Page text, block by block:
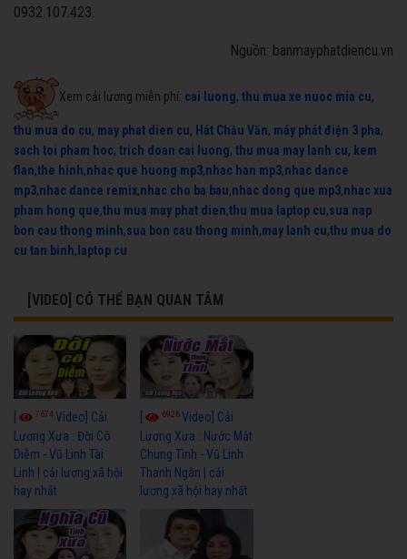
0932.107.423.
Nguồn: banmayphatdiencu.vn
Xem cải lương miễn phí: cai luong, thu mua xe nuoc mia cu,
thu mua do cu, may phat dien cu, Hát Chầu Văn, máy phát điện 3 pha,
sach toi pham hoc, trich doan cai luong, thu mua may lanh cu, kem
flan,the hinh,nhac que huong mp3,nhac han mp3,nhac dance
mp3,nhac dance remix,nhac cho ba bau,nhac dong que mp3,nhac xua
pham hong que,thu mua may phat dien,thu mua laptop cu,sua nap
bon cau thong minh,sua bon cau thong minh,may lanh cu,thu mua do
cu tan binh, laptop cu
[VIDEO] CÓ THỂ BẠN QUAN TÂM
7674Video] Cải
Lương Xưa : Đời Cô
Diễm - Vũ Linh Tài
Linh | cải lương xã hội
hay nhất
6926Video] Cải
Lương Xưa : Nước Mắt
Chung Tình - Vũ Linh
Thanh Ngân | cải
lương xã hội hay nhất